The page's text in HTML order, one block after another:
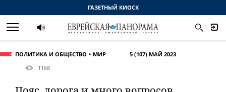
ПОЛИТИКА И ОБЩЕСТВО МИР
5 (107) МАЙ 2023
1168
ГАЗЕТНЫЙ КИОСК